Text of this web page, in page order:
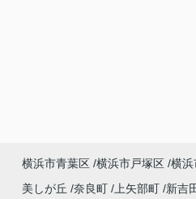
横浜市青葉区 横浜市戸塚区 横浜
美しが丘 奈良町 上矢部町 新吉